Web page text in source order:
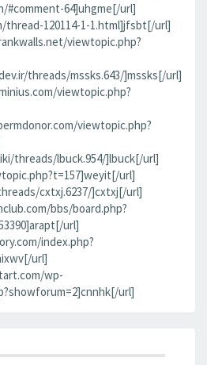
#comment-64]uhgme[/url]
120114-1-1.html]jfsbt[/url]
viewtopic.php?
threads/mssks.643/]mssks[/url]
viewtopic.php?
viewtopic.php?
threads/lbuck.954/]lbuck[/url]
url]
cxtxj.6237/]cxtxj[/url]
bbs/board.php?
url]
index.php?
url]
wp-
url]